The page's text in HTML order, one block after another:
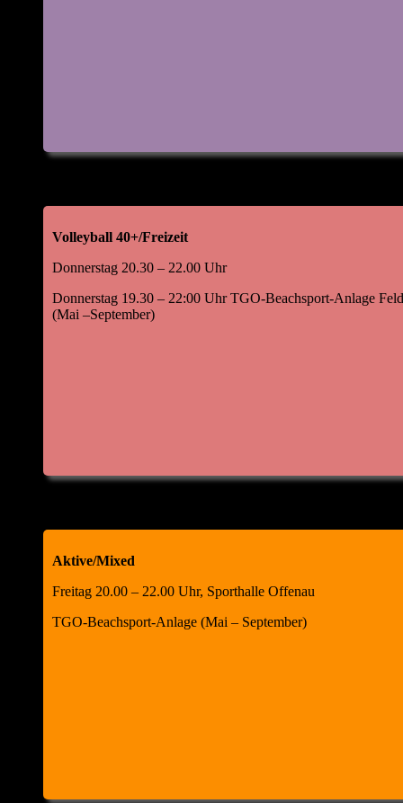
Volleyball 40+/Freizeit
Donnerstag 20.30 – 22.00 Uhr
Donnerstag 19.30 – 22:00 Uhr TGO-Beachsport-Anlage
(Mai –September)
Aktive/Mixed
Freitag 20.00 – 22.00 Uhr, Sporthalle Offenau
TGO-Beachsport-Anlage (Mai – September)